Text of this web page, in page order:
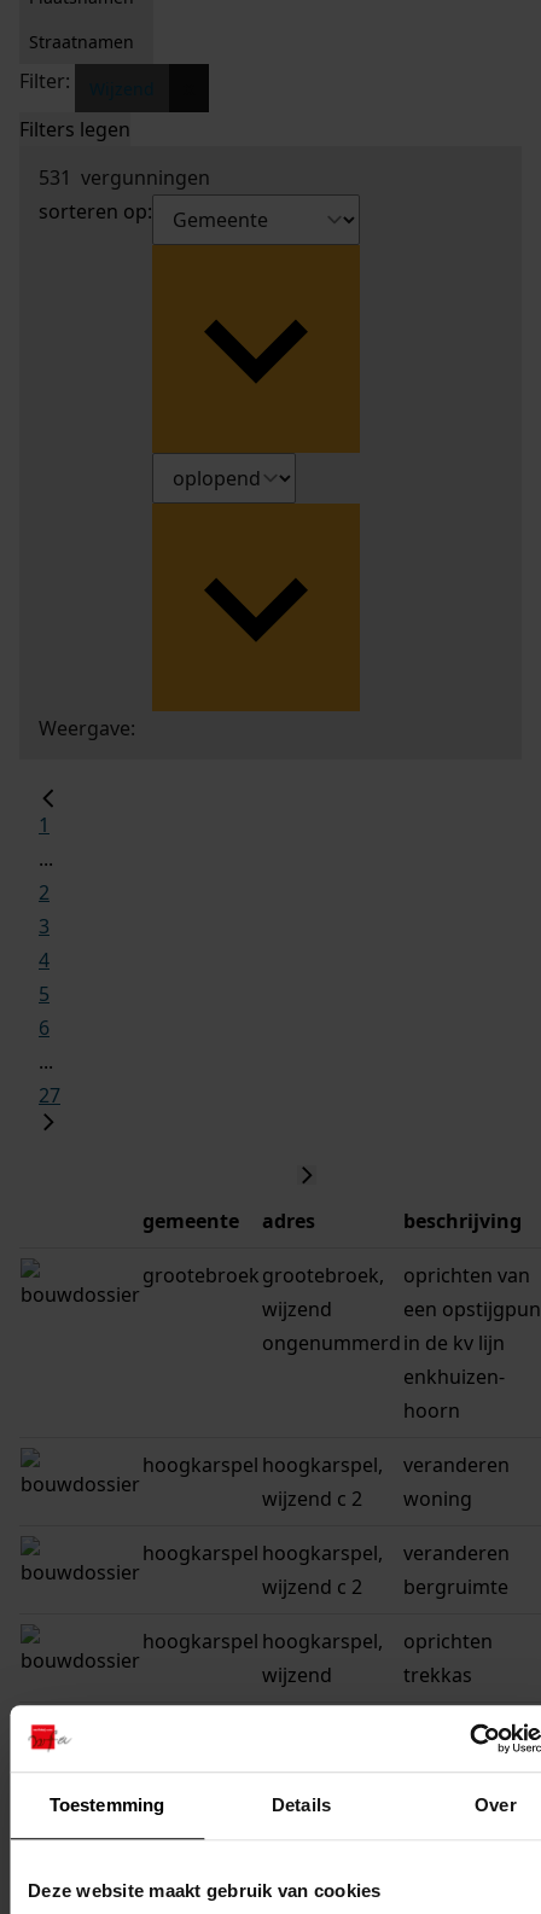
Toestemming Details Over
Deze website maakt gebruik van cookies
Straatnamen
Filter:
Filters legen
531 vergunningen
sorteren op:
Weergave:
1
...
2
3
4
5
6
...
27
gemeente adres beschrijving
grootebroekgrootebroek,
wijzend
ongenummerd
oprichten van
een
in de kv lijn
enkhuizen-
hoorn
hoogkarspel hoogkarspel,
wijzend c 2
veranderen
woning
hoogkarspel hoogkarspel,
wijzend c 2
veranderen
bergruimte
hoogkarspel hoogkarspel,
wijzend
oprichten
trekkas
oprichten
wijzend c 4